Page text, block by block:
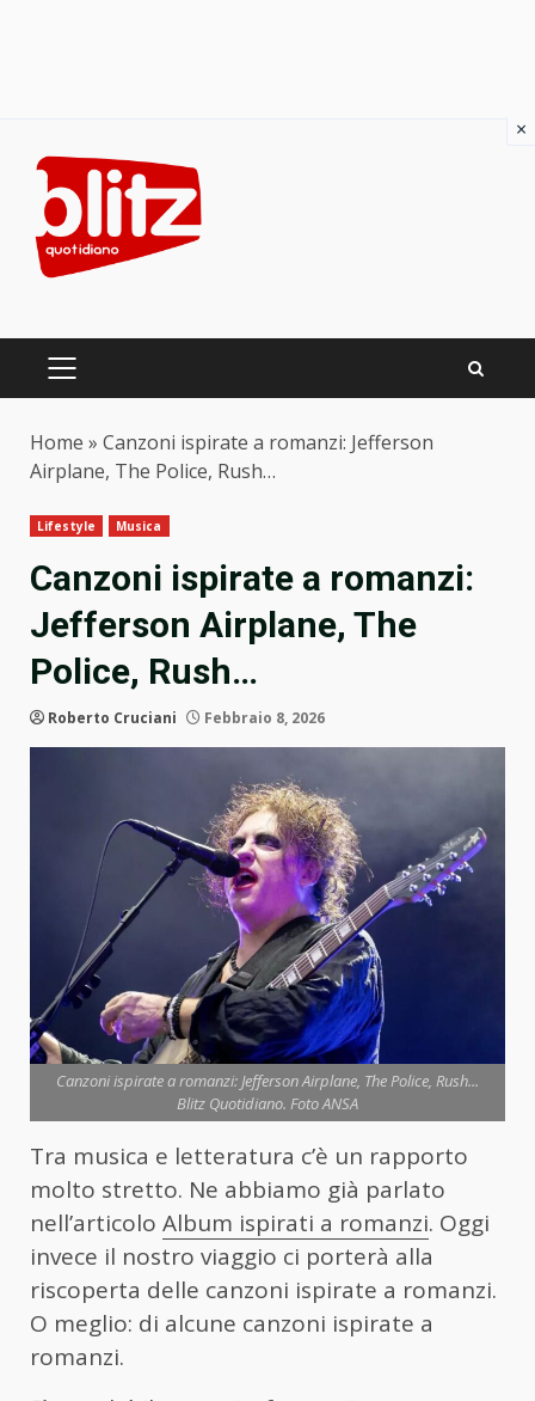
content
PRIMARY
Home » Canzoni ispirate a romanzi: Jefferson
Airplane, The Police, Rush…
Lifestyle Musica
Canzoni ispirate a romanzi:
Jefferson Airplane, The
Police, Rush…
Roberto Cruciani Febbraio 8, 2026
Canzoni ispirate a romanzi: Jefferson Airplane, The Police, Rush...
Blitz Quotidiano. Foto ANSA
Tra musica e letteratura c’è un rapporto
molto stretto. Ne abbiamo già parlato
nell’articolo Album ispirati a romanzi. Oggi
invece il nostro viaggio ci porterà alla
riscoperta delle canzoni ispirate a romanzi.
O meglio: di alcune canzoni ispirate a
romanzi.
×